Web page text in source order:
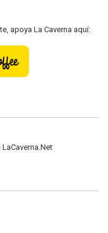
apoya La Caverna aquí:
LaCaverna.Net